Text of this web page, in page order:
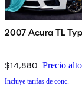
2007 Acura TL
$14,880 Precio alto
Incluye tarifas de conc.